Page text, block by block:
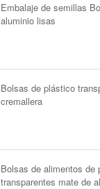
Embalaje de semillas
aluminio lisas
Bolsas de plástico
cremallera
Bolsas de alimentos de
transparentes mate de